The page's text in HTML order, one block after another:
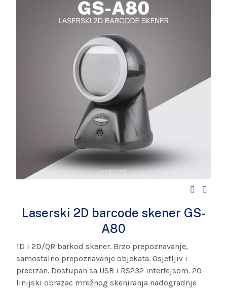
Laserski 2D barcode skener GS-
A80
1D i 2D/QR barkod skener. Brzo prepoznavanje,
samostalno prepoznavanje objekata. Osjetljiv i
precizan. Dostupan sa USB i RS232 interfejsom. 20-
linijski obrazac mrežnog skeniranja nadogradnje